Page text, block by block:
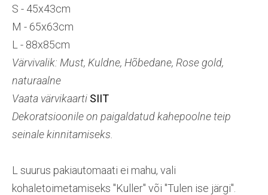
S - 45x43cm
M - 65x63cm
L - 88x85cm
Värvivalik: Must, Kuldne, Hõbedane, Rose gold,
naturaalne
Vaata värvikaarti SIIT
Dekoratsioonile on paigaldatud kahepoolne teip
seinale kinnitamiseks.
L suurus pakiautomaati ei mahu, vali
kohaletoimetamiseks "Kuller" või "Tulen ise järgi".